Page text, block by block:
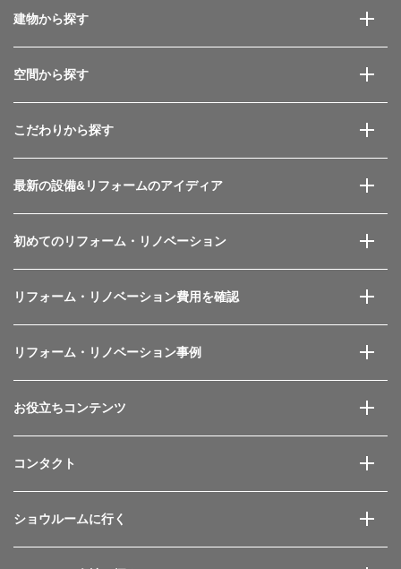
建物から探す
空間から探す
こだわりから探す
最新の設備&リフォームのアイディア
初めてのリフォーム・ リノベーション
リフォーム・リノベーション費用を確認
リフォーム・リノベーション事例
お役立ちコンテンツ
コンタクト
ショウルームに行く